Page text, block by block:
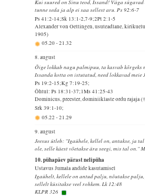
Kui suured on Sinu teod, Issand! Väga
tunne seda ja alp ei saa sellest aru. Ps 92:6-7
Ps 41:2-14;Sk 13:1-2,7-9;2Pt 2:1-5
Alexander von Oettingen, usuteadlane,
1905)
05.20-21.32
8. august
Õige lokkab nagu palmipuu, ta kasvab
Issanda kotta on istutatud, need lokkavad meie
Ps 19:2-15;Kg 7:19-25;
Õhtul: Ps 18:31-37;1Ms 41:25-43
Dominicus, preester, dominiiklaste ordu rajaja
Srk 39:1-10;
05.22-21.29
9. august
Jeesus ütleb: "Igaühele, kellel on, antakse, ja
ole, selle käest võetakse ära seegi, mis tal on."
10. pühapäev pärast nelipüha
Ustavus Jumala andide kasutamisel
Igaühelt, kellele on antud palju, nõutakse
sellelt küsitakse veel rohkem. Lk 12:48
KLPR 326